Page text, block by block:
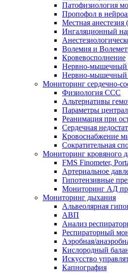
Патофизиология
Пропофол в
Местная
Ингаляционный
Волемия и
Кровевосполнение
Нервно-мышечный
Нервно-мышечный
Мониторинг сердечно-
Физиология ССС
Альтернативы
Параметры
Реанимация при
Сердечная
Кровоснабжение
Сократительная
Мониторинг кровяного
FMS Finometer,
Артериальное
Гипотензивные
Мониторинг АД
Мониторинг дыхания
Альвеолярная
АВП
Анализ
Респираторный
Аэробная/
Кислородный
Искусство
Капнография